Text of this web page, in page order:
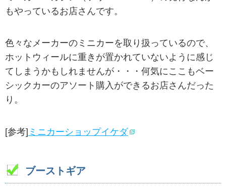
もやっているお店さんです。
色々なメーカーのミニカーを取り扱っているので、
ホットウィールに重きが置かれていないように感じ
てしまうかもしれませんが・・・何気にここもベー
シックカーのアソート購入ができるお店さんだった
り。
[参考] ミニカーショップイケダ
ブーストギア